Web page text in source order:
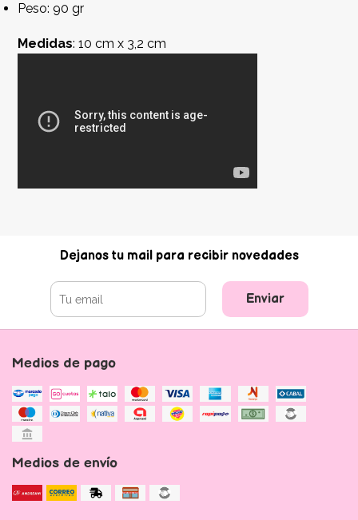
Peso: 90 gr
Medidas: 10 cm x 3,2 cm
Dejanos tu mail para recibir novedades
Enviar
Medios de pago
Medios de envío